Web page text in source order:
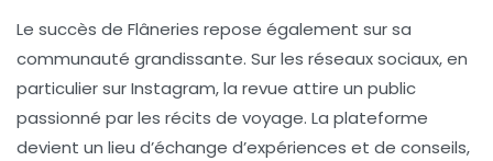
Le succès de Flâneries repose également sur sa
communauté grandissante. Sur les réseaux sociaux, en
particulier sur Instagram, la revue attire un public
passionné par les récits de voyage. La plateforme
devient un lieu d’échange d’expériences et de conseils,